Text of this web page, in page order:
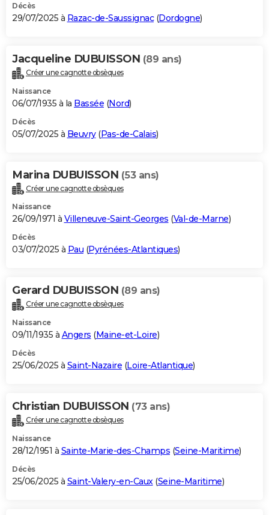
Décès
29/07/2025 à Razac-de-Saussignac(Dordogne)
Jacqueline DUBUISSON (89 ans)
Créer une cagnotte obsèques
Naissance
06/07/1935 à la Bassée (Nord)
Décès
05/07/2025 à Beuvry(Pas-de-Calais)
Marina DUBUISSON (53 ans)
Créer une cagnotte obsèques
Naissance
26/09/1971 à Villeneuve-Saint-Georges (Val-de-Marne)
Décès
03/07/2025 à Pau (Pyrénées-Atlantiques)
Gerard DUBUISSON (89 ans)
Créer une cagnotte obsèques
Naissance
09/11/1935 à Angers (Maine-et-Loire)
Décès
25/06/2025 à Saint-Nazaire (Loire-Atlantique)
Christian DUBUISSON (73 ans)
Créer une cagnotte obsèques
Naissance
28/12/1951 à Sainte-Marie-des-Champs (Seine-Maritime)
Décès
25/06/2025 à Saint-Valery-en-Caux(Seine-Maritime)